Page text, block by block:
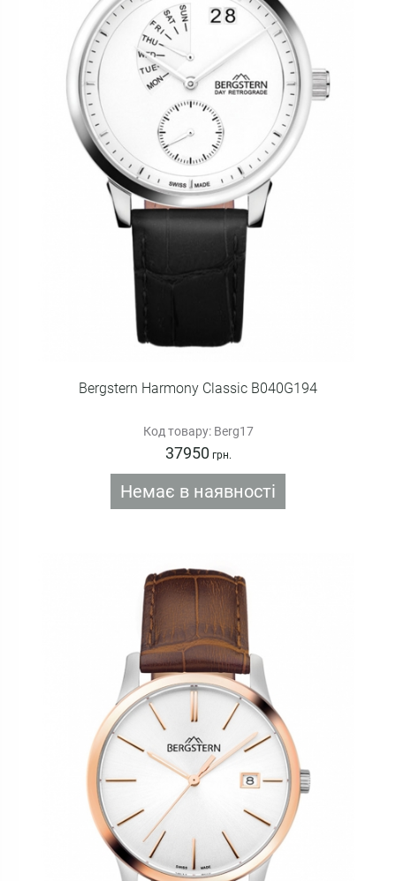
Bergstern Harmony Classic B040G194
Код товару: Berg17
37950 грн.
Немає в наявності